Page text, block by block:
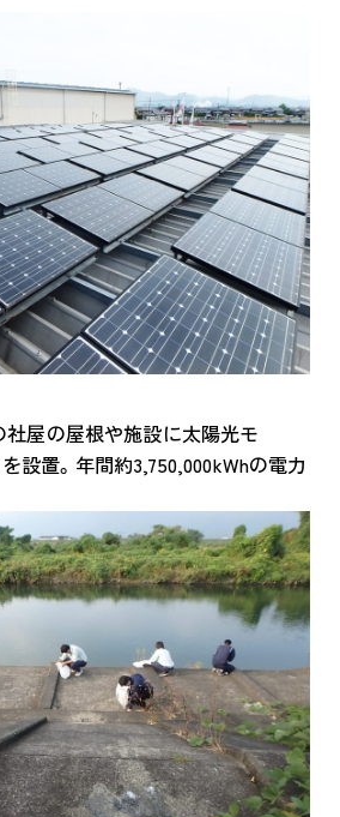
屋の屋根や施設に太陽光モ
を設置。年間約3,750,000kWhの電力